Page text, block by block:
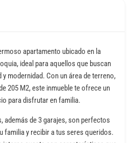
apartamento ubicado en la
ideal para aquellos que buscan
modernidad. Con un área de terreno,
205 M2, este inmueble te ofrece un
para disfrutar en familia.
además de 3 garajes, son perfectos
familia y recibir a tus seres queridos.